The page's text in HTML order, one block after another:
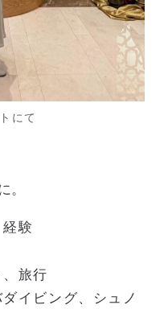
にて
。
験
旅行
イビング、シュノ